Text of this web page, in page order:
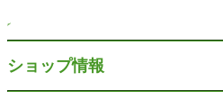
ショップ情報